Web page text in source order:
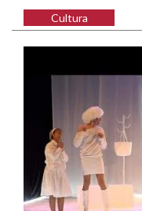
Cultura